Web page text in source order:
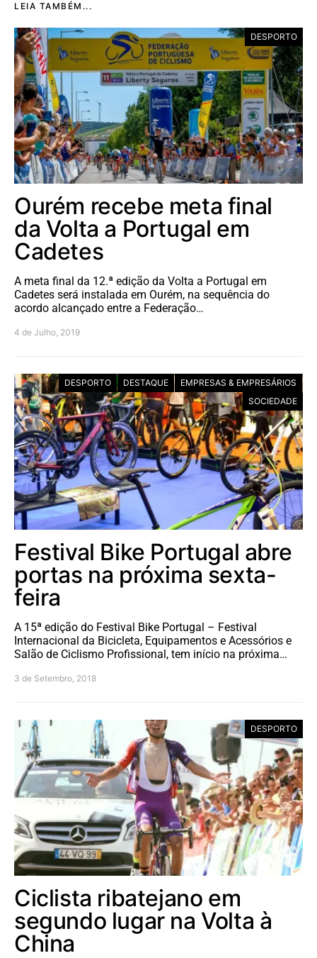
LEIA TAMBÉM...
DESPORTO
Ourém recebe meta final
da Volta a Portugal em
Cadetes
A meta final da 12.ª edição da Volta a Portugal em
Cadetes será instalada em Ourém, na sequência do
acordo alcançado entre a Federação…
4 de Julho, 2019
DESPORTO DESTAQUE
EMPRESAS & EMPRESÁRIOS
SOCIEDADE
Festival Bike Portugal abre
portas na próxima sexta-
feira
A 15ª edição do Festival Bike Portugal – Festival
Internacional da Bicicleta, Equipamentos e Acessórios e
Salão de Ciclismo Profissional, tem início na próxima…
3 de Setembro, 2018
DESPORTO
Ciclista ribatejano em
segundo lugar na Volta à
China